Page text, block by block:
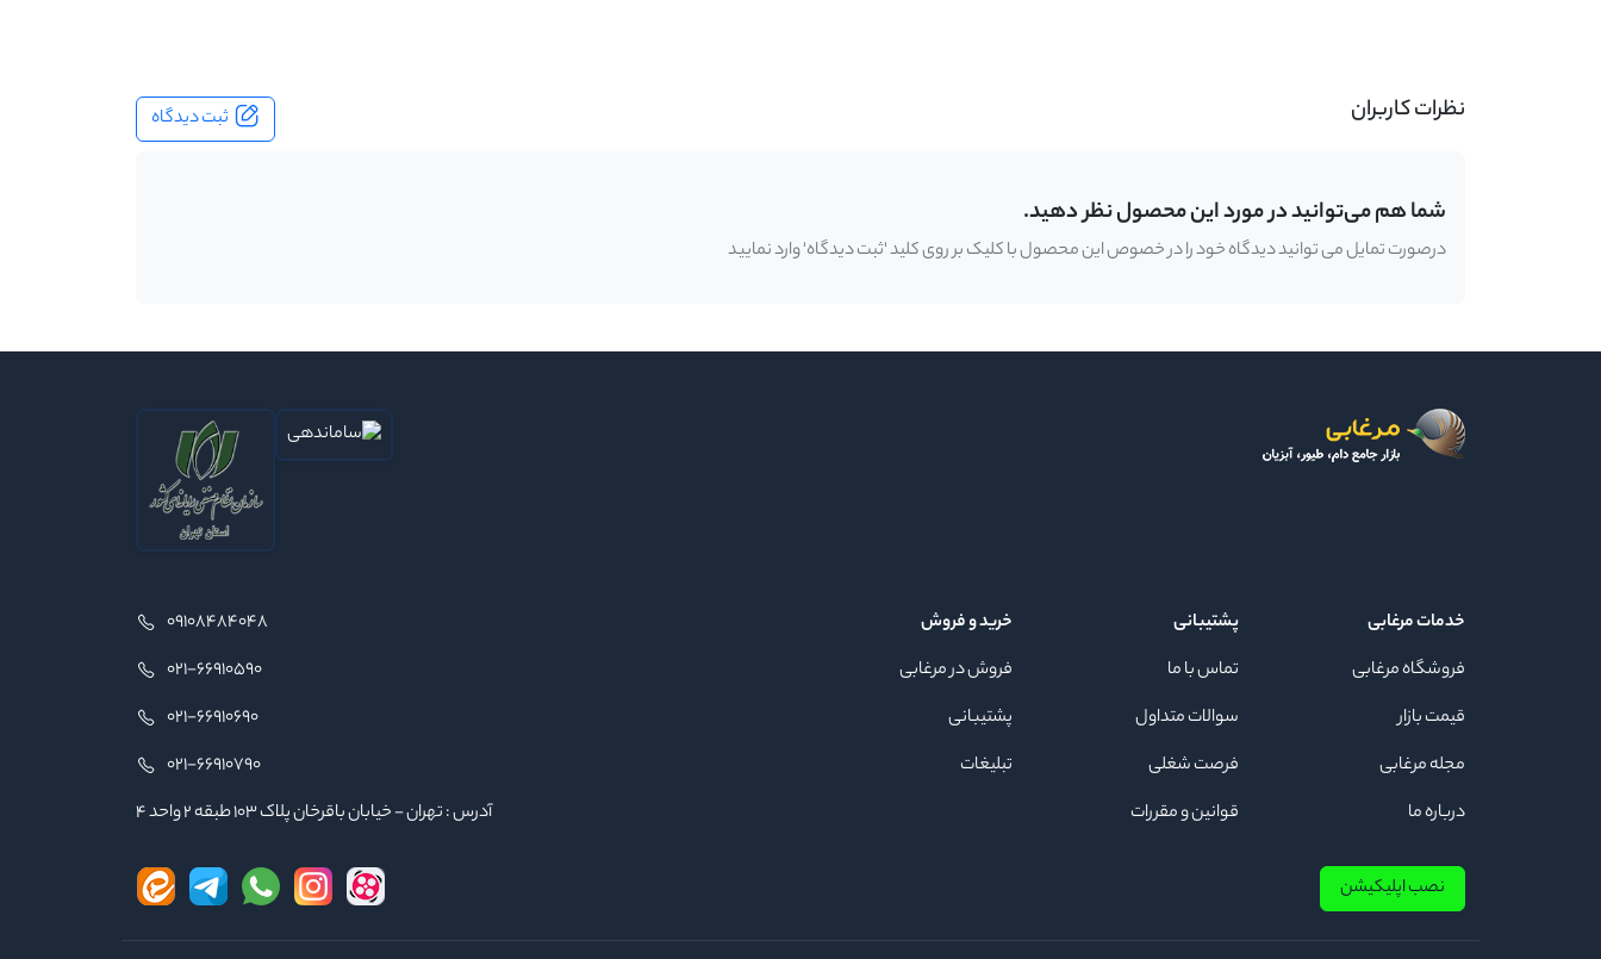
نظرات کاربران ثبت دیدگاه
شما هم می‌توانید در مورد این محصول نظر دهید.
درصورت تمایل می توانید دیدگاه خود را در خصوص این محصول با کلیک بر روی کلید 'ثبت دیدگاه' وارد نمایید
خدمات مرغابی
فروشگاه مرغابی
قیمت بازار
مجله مرغابی
درباره ما
پشتیبانی
تماس با ما
سوالات متداول
فرصت شغلی
قوانین و مقررات
خرید و فروش
فروش در مرغابی
پشتیبانی
تبلیغات
09108484048
021-66910590
021-66910690
021-66910790
آدرس : تهران - خیابان باقرخان پلاک ۱۰۳ طبقه ۲ واحد ۴
نصب اپلیکیشن